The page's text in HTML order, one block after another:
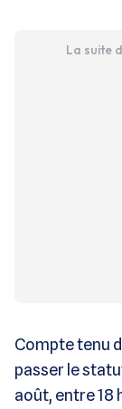
La suite
Compte tenu
passer le
août, entre 18